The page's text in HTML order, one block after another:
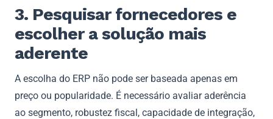
3. Pesquisar fornecedores e
escolher a solução mais
aderente
A escolha do ERP não pode ser baseada apenas em
preço ou popularidade. É necessário avaliar aderência
ao segmento, robustez fiscal, capacidade de integração,